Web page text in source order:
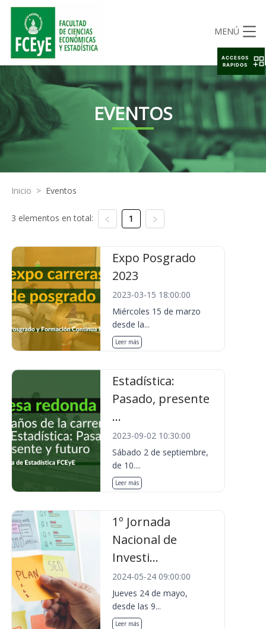
MENÚ
EVENTOS
Inicio > Eventos
3 elementos en total: 1
Expo Posgrado
2023
2023-03-15 18:00:00
Miércoles 15 de marzo
desde la...
Leer más
Estadística:
Pasado, presente
...
2023-09-02 10:30:00
Sábado 2 de septiembre,
de 10....
Leer más
1º Jornada
Nacional de
Investi...
2024-05-24 09:00:00
Jueves 24 de mayo,
desde las 9...
Leer más
ACCESOS
RAPIDOS